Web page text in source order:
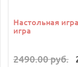
Настольная
игра
2490.00 руб.